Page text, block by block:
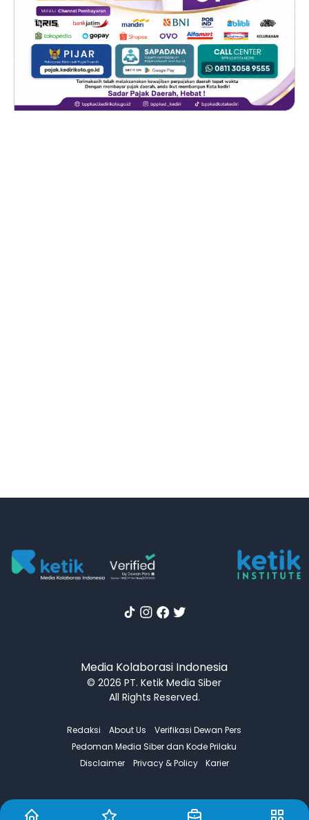
Media Kolaborasi Indonesia
© 2026 PT. Ketik Media Siber
All Rights Reserved.
Redaksi About Us
Verifikasi Dewan Pers
Pedoman Media Siber dan Kode Prilaku
Disclaimer
Privacy & Policy Karier